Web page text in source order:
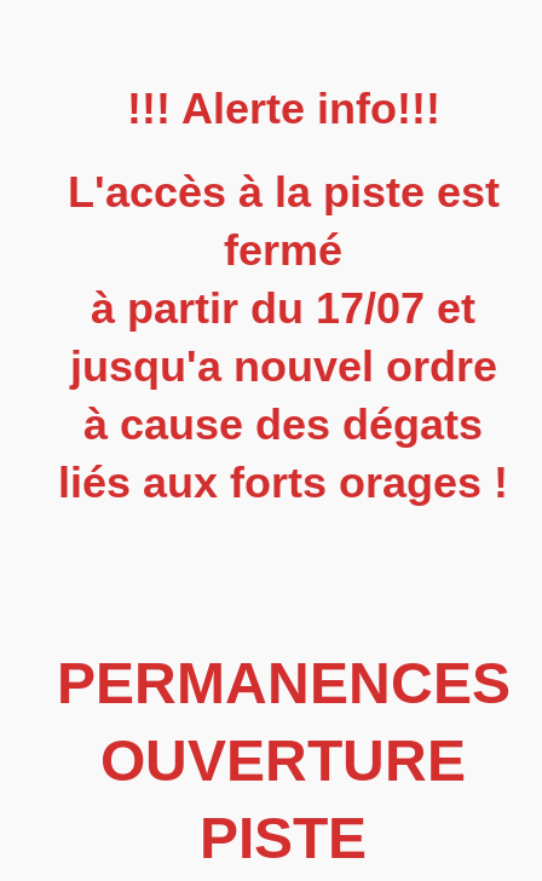
!!! Alerte info!!!
L'accès à la piste est
fermé
à partir du 17/07 et
jusqu'a nouvel ordre
à cause des dégats
liés aux forts orages !
PERMANENCES
OUVERTURE
PISTE